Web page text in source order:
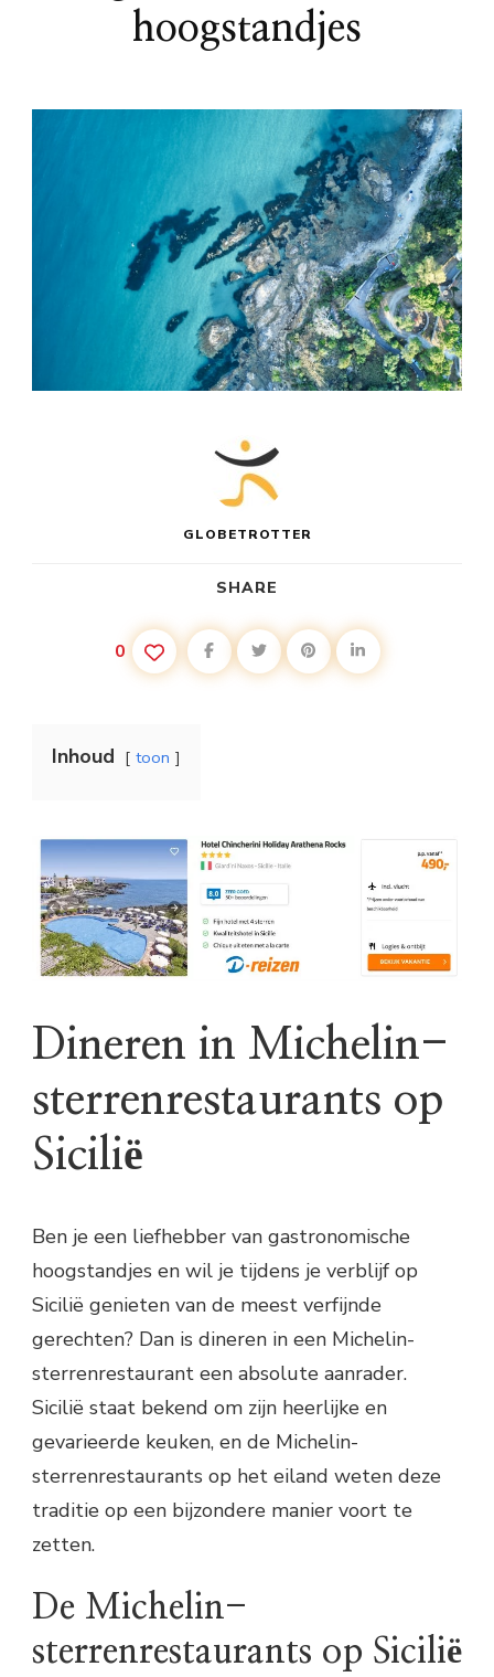
hoogstandjes
GLOBETROTTER
SHARE
0
Inhoud toon
Dineren in Michelin-
sterrenrestaurants op
Sicilië
Ben je een liefhebber van gastronomische
hoogstandjes en wil je tijdens je verblijf op
Sicilië genieten van de meest verfijnde
gerechten? Dan is dineren in een Michelin-
sterrenrestaurant een absolute aanrader.
Sicilië staat bekend om zijn heerlijke en
gevarieerde keuken, en de Michelin-
sterrenrestaurants op het eiland weten deze
traditie op een bijzondere manier voort te
zetten.
De Michelin-
sterrenrestaurants op Sicilië